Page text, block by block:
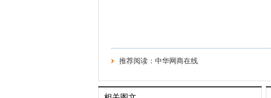
推荐阅读： 中华网商在线